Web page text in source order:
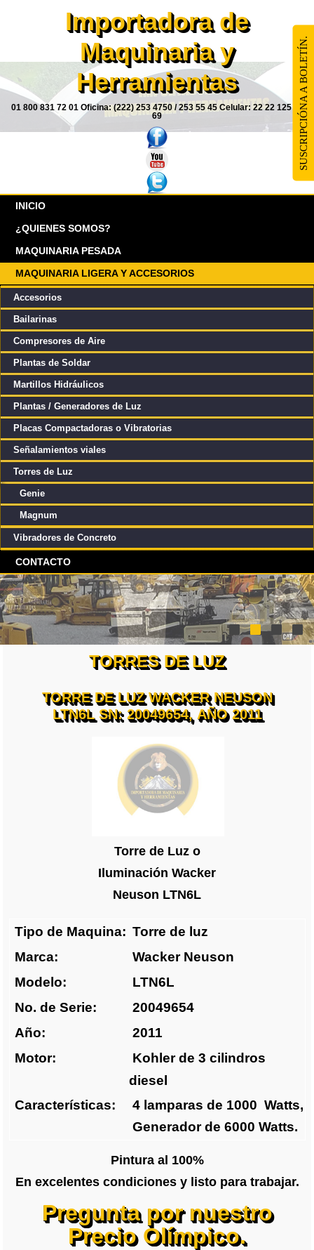
Importadora de
Maquinaria y
Herramientas
01 800 831 72 01 Oficina: (222) 253 4750 / 253 55 45 Celular: 22 22 125 85
69
INICIO
¿QUIENES SOMOS?
MAQUINARIA PESADA
MAQUINARIA LIGERA Y ACCESORIOS
Accesorios
Bailarinas
Compresores de Aire
Plantas de Soldar
Martillos Hidráulicos
Plantas / Generadores de Luz
Placas Compactadoras o Vibratorias
Señalamientos viales
Torres de Luz
Genie
Magnum
Vibradores de Concreto
CONTACTO
TORRES DE LUZ
TORRE DE LUZ WACKER NEUSON
LTN6L SN: 20049654, AÑO 2011
Torre de Luz o
Iluminación Wacker
Neuson LTN6L
Tipo de Maquina: Torre de luz
Marca:
Wacker Neuson
Modelo:
LTN6L
No. de Serie:
20049654
Año:
2011
Motor:
Kohler de 3 cilindros
diesel
Características:
4 lamparas de 1000 Watts,
Generador de 6000 Watts.
Pintura al 100%
En excelentes condiciones y listo para trabajar.
Pregunta por nuestro
Precio Olímpico.
SUSCRIPCIÓNA A BOLETÍN.